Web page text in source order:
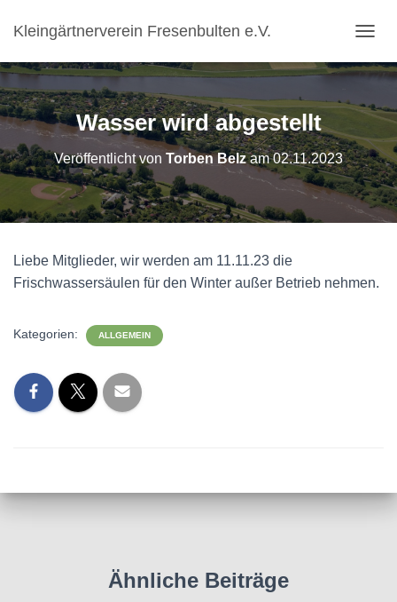
Kleingärtnerverein Fresenbulten e.V.
A
V
G
T
I
O
N
U
H
Wasser wird abgestellt
Veröffentlicht von Torben Belzam02.11.2023
Liebe Mitglieder, wir werden am 11.11.23 die
Frischwassersäulen für den Winter außer Betrieb nehmen.
Kategorien: ALLGEMEIN
Ähnliche Beiträge